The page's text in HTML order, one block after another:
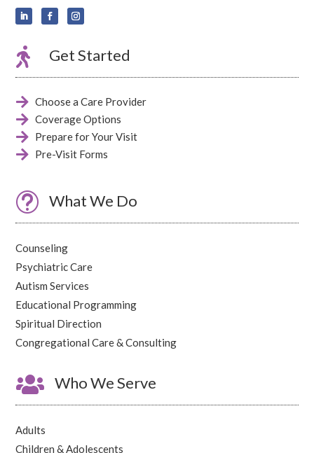
 Get Started
 Choose a Care Provider
 Coverage Options
 Prepare for Your Visit
 Pre-Visit Forms
t What We Do
Counseling
Psychiatric Care
Autism Services
Educational Programming
Spiritual Direction
Congregational Care & Consulting
 Who We Serve
Adults
Children & Adolescents